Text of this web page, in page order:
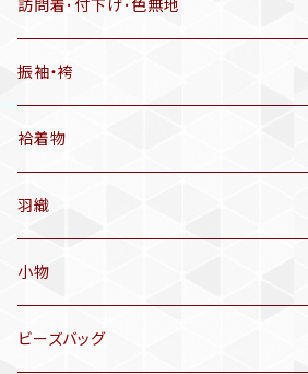
半幅帯
有松絞り浴衣(6～9月頃)
リサイクル着物
リサイクル帯
アンティーク帯
アンティーク仕立てかえ帯
名古屋帯
洒落袋帯
袋帯
訪問着･付下げ･色無地
振袖・袴
袷着物
アンティーク着物
リサイクル着物
訪問着、付下げ、色無地
羽織
小物
帯揚げ
ビーズバッグ